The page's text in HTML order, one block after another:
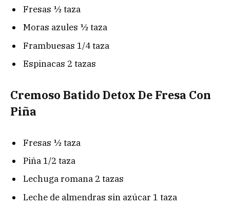
Fresas ½ taza
Moras azules ½ taza
Frambuesas 1/4 taza
Espinacas 2 tazas
Cremoso Batido Detox De Fresa Con
Piña
Fresas ½ taza
Piña 1/2 taza
Lechuga romana 2 tazas
Leche de almendras sin azúcar 1 taza